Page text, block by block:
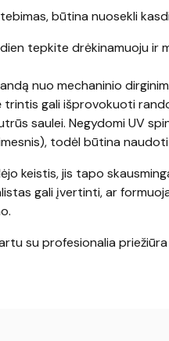
būtina nuosekli
tepkite drėkinamuoju ir
nuo mechaninio
gali išprovokuoti
saulei. Negydomi UV
todėl būtina naudoti
keistis, jis tapo
gali įvertinti, ar
su profesionalia